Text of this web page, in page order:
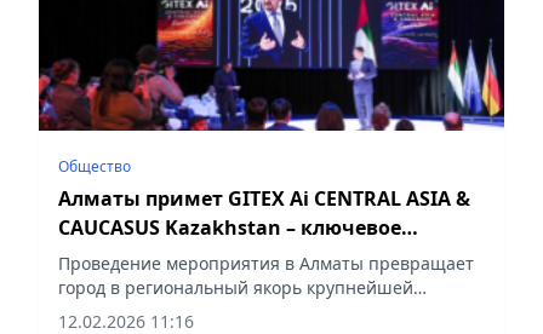
Общество
Алматы примет GITEX Ai CENTRAL ASIA &
CAUCASUS Kazakhstan – ключевое
событие года в сфере цифровизации и
ИИ
Проведение мероприятия в Алматы превращает
город в региональный якорь крупнейшей
глобальной сети GITEX, сообщает Vecher.kz.
12.02.2026 11:16